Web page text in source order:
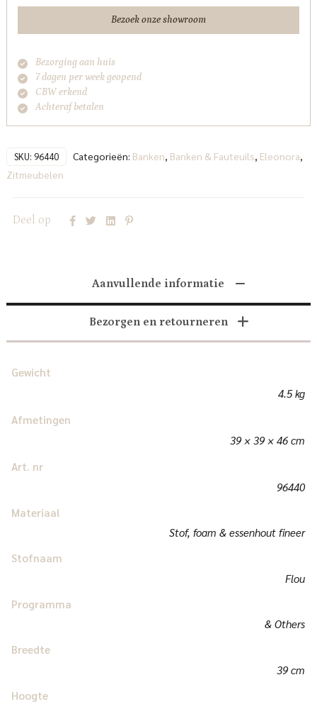
Bezoek onze showroom
Bezorging aan huis
7 dagen per week geopend
CBW erkend
Achteraf betalen
SKU: 96440 Categorieën: Banken Banken & Fauteuils Eleonora
Zitmeubelen
Deel op
Aanvullende informatie
Bezorgen en retourneren
Gewicht
4.5 kg
Afmetingen
39 × 39 × 46 cm
Art. nr
96440
Materiaal
Stof, foam & essenhout fineer
Stofnaam
Flou
Programma
& Others
Breedte
39 cm
Hoogte